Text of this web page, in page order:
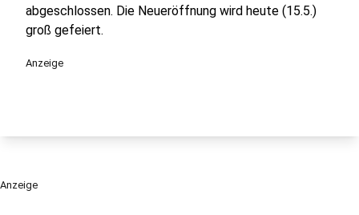
abgeschlossen. Die Neueröffnung wird heute (15.5.)
groß gefeiert.
Anzeige
Anzeige